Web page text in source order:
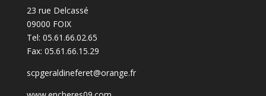
23 rue Delcassé
09000 FOIX
Tel: 05.61.66.02.65
Fax: 05.61.66.15.29
scpgeraldineferet@orange.fr